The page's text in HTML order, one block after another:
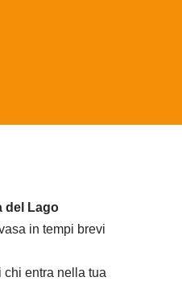
del Lago
in tempi brevi
chi entra nella tua